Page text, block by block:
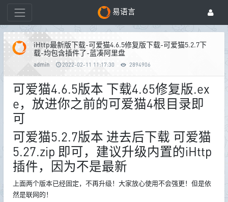
易语言
iHttp最新版下载-可爱猫4.6.5修复版下载-可爱猫5.2.7下
载-均包含插件了-蓝凑阿里盘
admin 2022-02-11 11:17:30 2894906
可爱猫4.6.5版本 下载4.65修复版.ex
e，放进你之前的可爱猫4根目录即
可
可爱猫5.2.7版本 进去后下载 可爱猫
5.27.zip 即可，建议升级内置的iHttp
插件，因为不是最新
上面两个版本已经固定，不再升级！大家放心使用不会强更！但是依
然是联网的！